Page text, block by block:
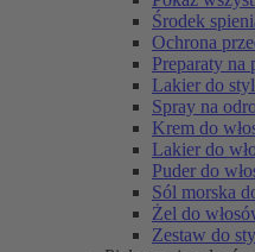
Środek
Ochrona
Preparaty na
Lakier do
Spray na
Krem do
Lakier do
Puder do
Sól morska
Żel do
Zestaw do